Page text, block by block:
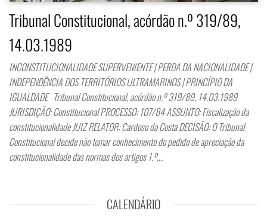
Tribunal Constitucional, acórdão n.º 319/89,
14.03.1989
INCONSTITUCIONALIDADE SUPERVENIENTE | PERDA DA NACIONALIDADE |
INDEPENDÊNCIA DOS TERRITÓRIOS ULTRAMARINOS | PRINCÍPIO DA
IGUALDADE Tribunal Constitucional, acórdão n.º 319/89, 14.03.1989
JURISDIÇÃO: Constitucional PROCESSO: 107/84 ASSUNTO: Fiscalização da
constitucionalidade JUIZ RELATOR: Cardoso da Costa DECISÃO: O Tribunal
Constitucional decide não tomar conhecimento do pedido de apreciação da
constitucionalidade das normas dos artigos 1.º,…
CALENDÁRIO